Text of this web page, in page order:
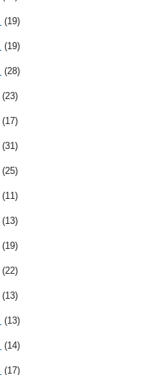
(19)
(19)
(28)
(23)
(17)
(31)
(25)
(11)
(13)
(19)
(22)
(13)
(13)
(14)
(17)